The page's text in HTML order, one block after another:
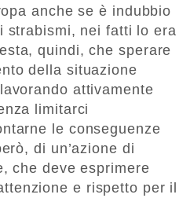
anche se è indubbio
strabismi, nei fatti lo era
quindi, che sperare
della situazione
attivamente
limitarci
le conseguenze
di un’azione di
che deve esprimere
e rispetto per il